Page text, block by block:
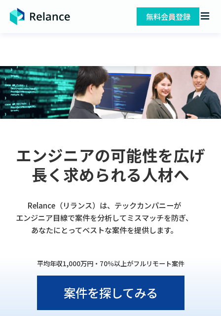
無料会員登録
エンジニアの可能性を広げ
長く求められる人材へ
Relance（リランス）は、テックカンパニーが
エンジニア目線で案件を分析してミスマッチを防ぎ、
あなたにとってベストな案件を提供します。
平均年収1,000万円・70％以上がフルリモート案件
案件を探してみる